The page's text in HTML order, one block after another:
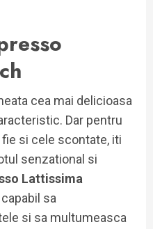
cea mai delicioasa
Dar pentru
si cele scontate, iti
senzational si
Lattissima
sa
si sa multumeasca